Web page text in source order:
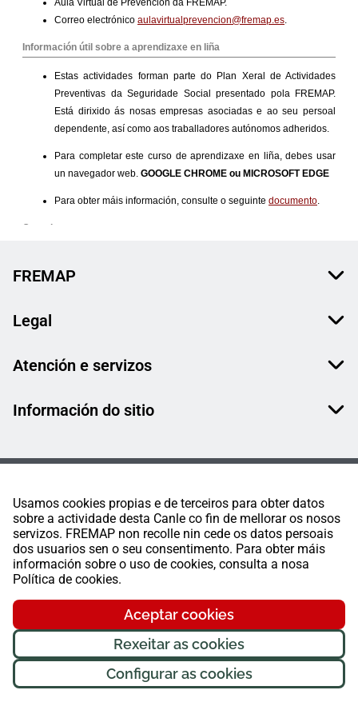
Usamos cookies propias e de terceiros para obter datos
sobre a actividade desta Canle co fin de mellorar os nosos
servizos. FREMAP non recolle nin cede os datos persoais
dos usuarios sen o seu consentimento. Para obter máis
información sobre o uso de cookies, consulta a nosa
Política de cookies.
Aceptar cookies
Rexeitar as cookies
Configurar as cookies
FREMAP
Legal
Atención e servizos
Información do sitio
FREMAP Ⓒ Todos os dereitos reservados